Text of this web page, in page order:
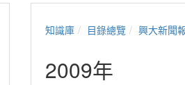
知識庫 目錄總覽 興大新聞
2009年